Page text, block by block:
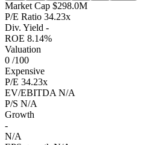
Market Cap $298.0M
P/E Ratio 34.23x
Div. Yield -
ROE 8.14%
Valuation
0 /100
Expensive
P/E 34.23x
EV/EBITDA N/A
P/S N/A
Growth
-
N/A